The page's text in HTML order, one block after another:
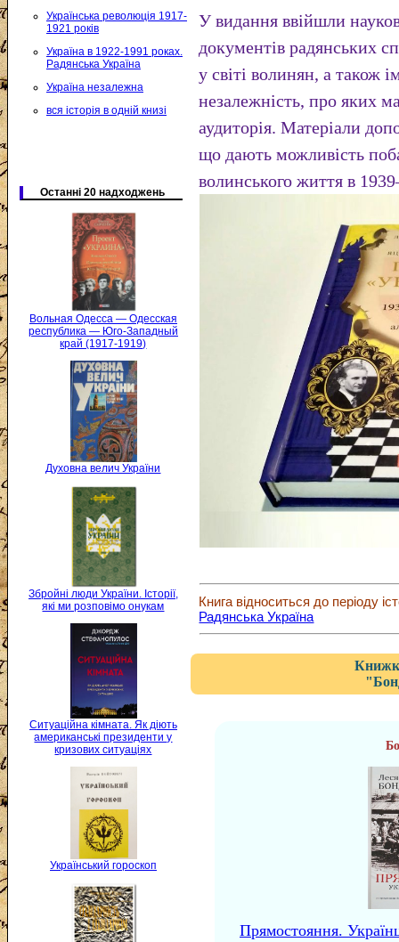
Українська революція 1917-
1921 років
Україна в 1922-1991 роках.
Радянська Україна
Україна незалежна
вся історія в одній книзі
Останні 20 надходжень
Вольная Одесса — Одесская
республика — Юго-Западный
край (1917-1919)
Духовна велич України
Збройні люди України. Історії,
які ми розповімо онукам
Ситуаційна кімната. Як діють
американські президенти у
кризових ситуаціях
Український гороскоп
У видання ввійшли
документів радянських
у світі волинян, а також
незалежність, про яких
аудиторія. Матеріали
що дають можливість
волинського життя в
Книга відноситься до періоду
Радянська Україна
Прямостояння.